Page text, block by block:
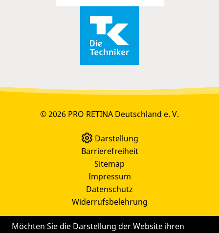
Möchten Sie die Darstellung der Website ihren
© 2026 PRO RETINA Deutschland e. V.
Darstellung
Barrierefreiheit
Sitemap
Impressum
Datenschutz
Widerrufsbelehrung